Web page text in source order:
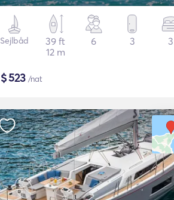
Sejlbåd
39 ft
12 m
6 3 3
$523 /nat